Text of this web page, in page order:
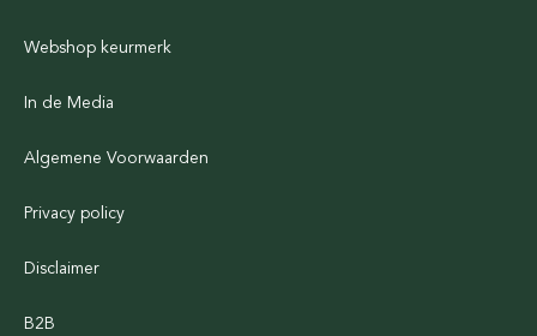
Webshop keurmerk
In de Media
Algemene Voorwaarden
Privacy policy
Disclaimer
B2B